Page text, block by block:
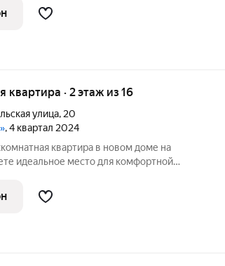
квартиру площадью 75 м с
на 14
квартира · 2 этаж из 16
улица, 20
, 4 квартал 2024
квартира в новом доме на
идеальное место для комфортной
ремонтом и стильной мебелью ждет